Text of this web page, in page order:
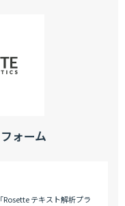
ォーム
テキスト解析プラ